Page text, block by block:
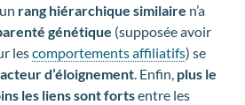
rang hiérarchique similaire n’a
génétique (supposée avoir
lescomportements affiliatifs) se
d’éloignement. Enfin, plus le
les liens sont fortsentre les